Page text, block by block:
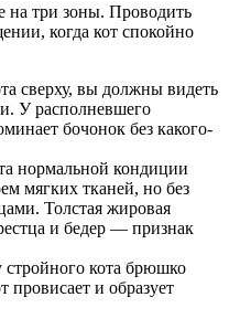
на три зоны. Проводить
когда кот спокойно
сверху, вы должны видеть
У располневшего
бочонок без какого-
нормальной кондиции
мягких тканей, но без
Толстая жировая
и бедер — признак
кота брюшко
и образует